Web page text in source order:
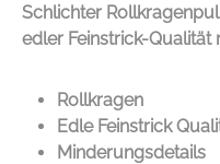
Schlichter
edler Feinstrick-
Rollkragen
Edle Feinstrick
Minderungsdetails